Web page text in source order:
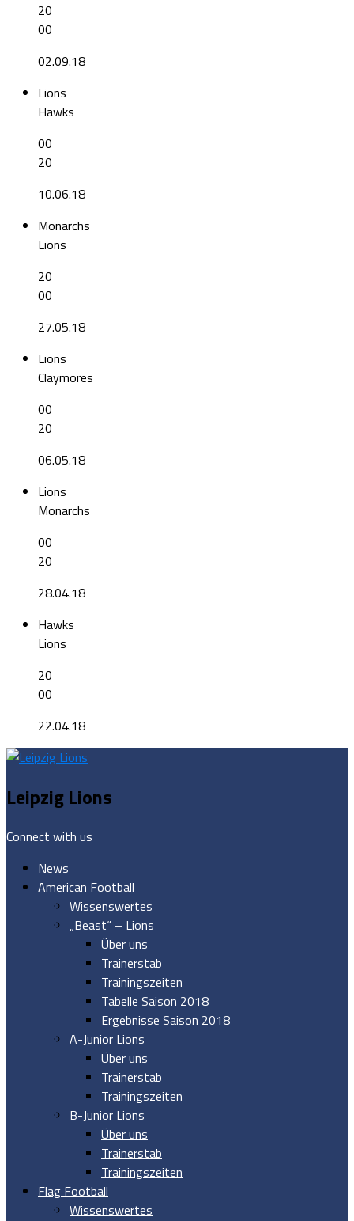
20
00
02.09.18
Lions
Hawks
00
20
10.06.18
Monarchs
Lions
20
00
27.05.18
Lions
Claymores
00
20
06.05.18
Lions
Monarchs
00
20
28.04.18
Hawks
Lions
20
00
22.04.18
Leipzig Lions
Connect with us
News
American Football
Wissenswertes
„Beast“ – Lions
Über uns
Trainerstab
Trainingszeiten
Tabelle Saison 2018
Ergebnisse Saison 2018
A-Junior Lions
Über uns
Trainerstab
Trainingszeiten
B-Junior Lions
Über uns
Trainerstab
Trainingszeiten
Flag Football
Wissenswertes